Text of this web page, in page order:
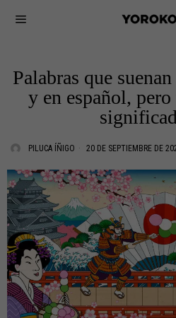
Palabras que
y en español,
PILUCA ÍÑIGO 20 DE SEPTIEMBRE DE